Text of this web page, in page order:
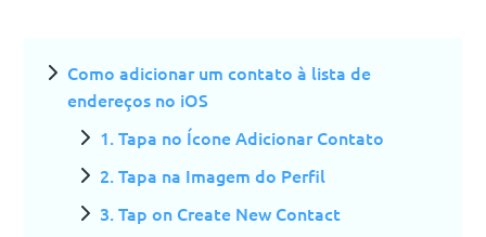
Como adicionar um contato à lista de
endereços no iOS
1. Tapa no Ícone Adicionar Contato
2. Tapa na Imagem do Perfil
3. Tap on Create New Contact